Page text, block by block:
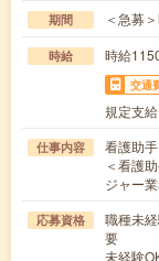
期間 ＜急募
時給 時給
交通
規定支給
仕事内容
看護助手
＜看護
ジャー
応募資格
職種未
要
未経験